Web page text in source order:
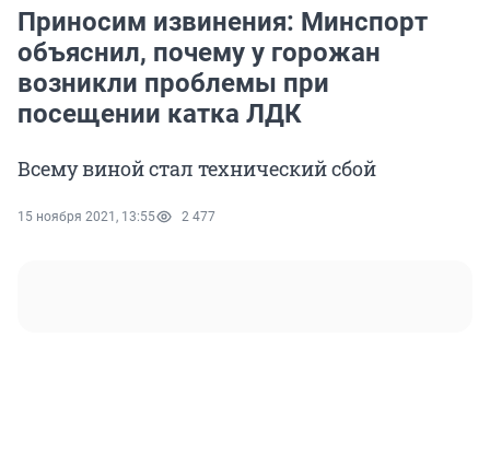
Приносим извинения: Минспорт
объяснил, почему у горожан
возникли проблемы при
посещении катка ЛДК
Всему виной стал технический сбой
15 ноября 2021, 13:55 2 477